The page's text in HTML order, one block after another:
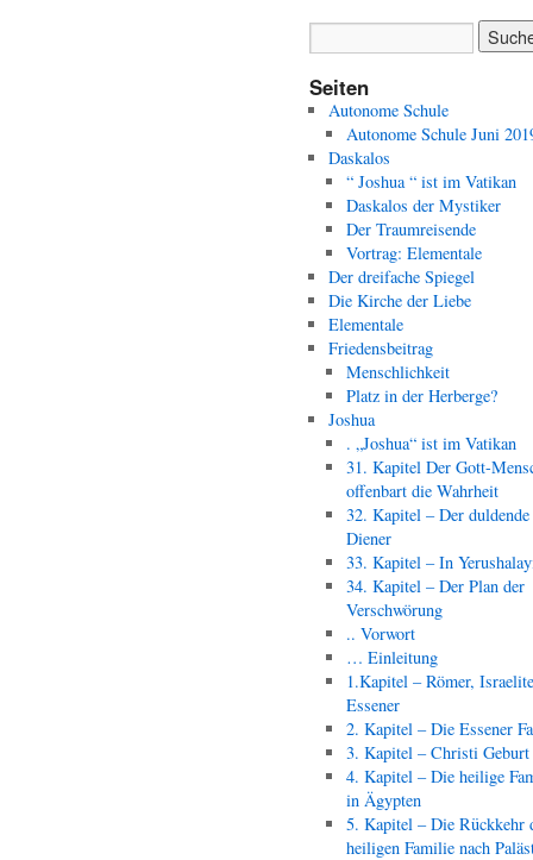
Seiten
Autonome Schule
Autonome Schule Juni
Daskalos
“ Joshua “ ist im Vatikan
Daskalos der Mystiker
Der Traumreisende
Vortrag: Elementale
Der dreifache Spiegel
Die Kirche der Liebe
Elementale
Friedensbeitrag
Menschlichkeit
Platz in der Herberge?
Joshua
. „Joshua“ ist im Vatikan
31. Kapitel Der Gott-
offenbart die Wahrheit
32. Kapitel – Der duldende
Diener
33. Kapitel – In
34. Kapitel – Der Plan der
Verschwörung
.. Vorwort
… Einleitung
1.Kapitel – Römer,
Essener
2. Kapitel – Die Essener
3. Kapitel – Christi Geburt
4. Kapitel – Die heilige
in Ägypten
5. Kapitel – Die Rückkehr
heiligen Familie nach